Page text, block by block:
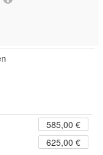
585,00 €
625,00 €